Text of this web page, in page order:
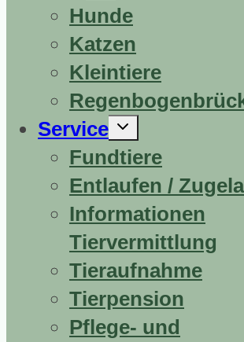
Hunde
Katzen
Kleintiere
Service
Untermenü
erweitern
Fundtiere
Entlaufen /
Informationen
Tiervermittlung
Tieraufnahme
Tierpension
Pflege- und